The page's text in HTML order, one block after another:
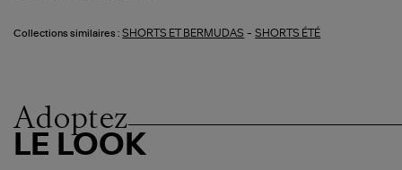
Collections similaires : SHORTS ET BERMUDAS -SHORTS ÉTÉ
Adoptez
LE LOOK